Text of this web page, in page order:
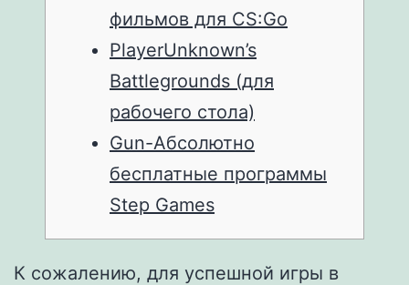
фильмов для CS:Go
PlayerUnknown’s
Battlegrounds (для
рабочего стола)
Gun-Абсолютно
бесплатные программы
Step Games
К сожалению, для успешной игры в